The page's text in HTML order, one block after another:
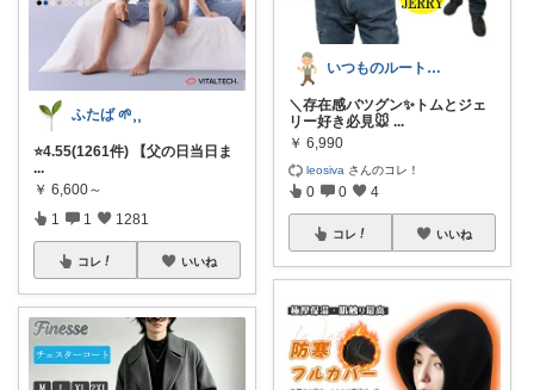
ふたば 🌱⸒⸒
⭐️4.55(1261件) 【父の日当日ま
...
￥ 6,600～
1 1 1281
コレ いいね
いつものルートでウオーキング
＼存在感バツグン✨トムとジェ
リー好き必見🐭 ...
￥ 6,990
leosiva さんのコレ！
0 0 4
コレ いいね